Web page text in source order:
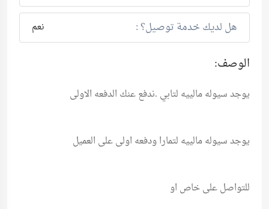
هل لديك خدمة توصيل؟ : نعم
الوصف:
يوجد سيوله مالييه لتابي .ندفع عنك الدفعه الاولى
يوجد سيوله مالييه لتمارا ودفعه اولى على العميل
للتواصل على خاص او